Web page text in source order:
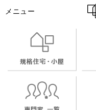
メニュー